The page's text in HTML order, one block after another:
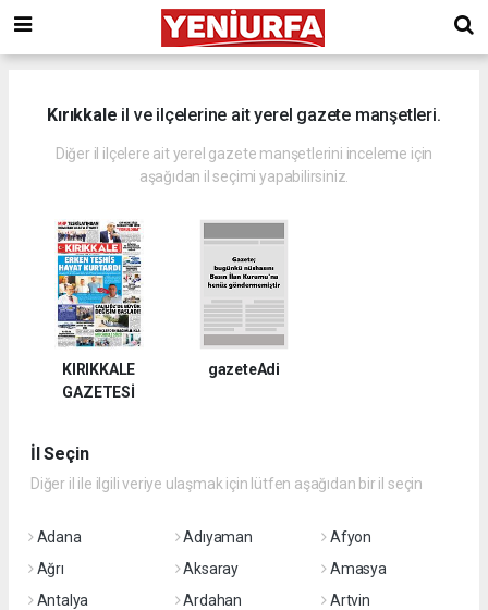
Kırıkkale il ve ilçelerine ait yerel gazete manşetleri.
Diğer il ilçelere ait yerel gazete manşetlerini inceleme için
aşağıdan il seçimi yapabilirsiniz.
KIRIKKALE
GAZETESİ
gazeteAdi
İl Seçin
Diğer il ile ilgili veriye ulaşmak için lütfen aşağıdan bir il seçin
Adana Adıyaman
Afyon
Ağrı
Aksaray
Amasya
Antalya
Ardahan
Artvin